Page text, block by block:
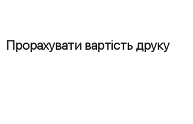
Прорахувати вартість друку